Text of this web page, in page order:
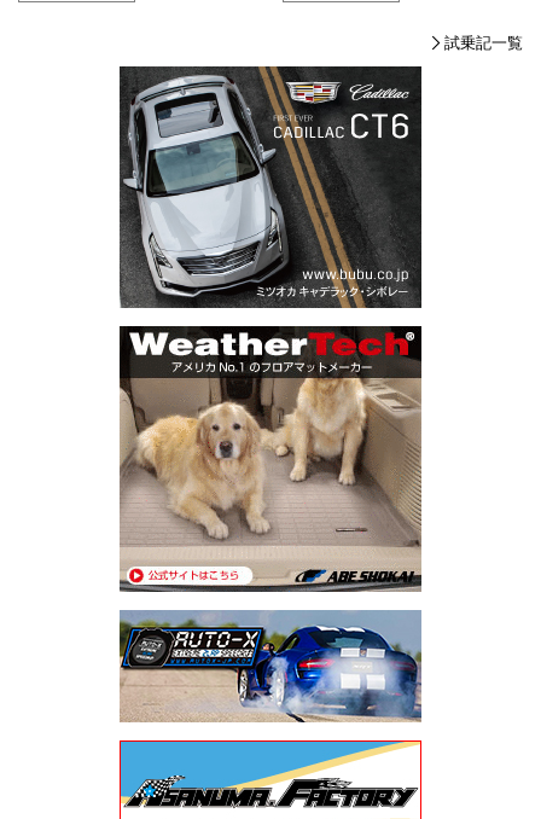
試乗記一覧